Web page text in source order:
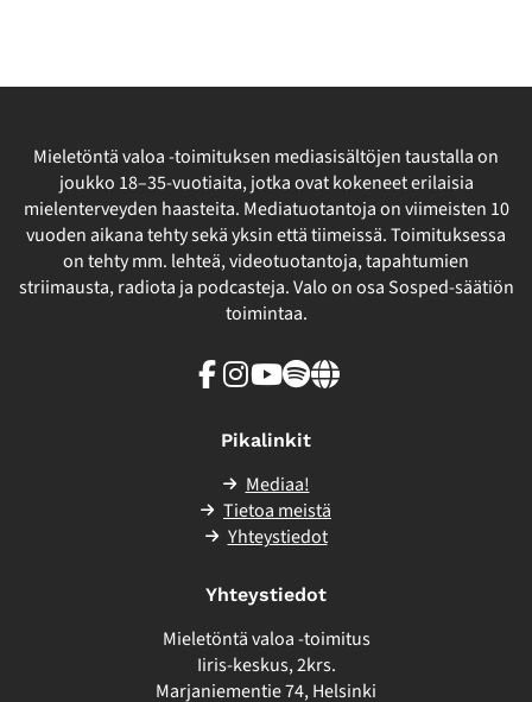
Mieletöntä valoa -toimituksen mediasisältöjen taustalla on
joukko 18–35-vuotiaita, jotka ovat kokeneet erilaisia
mielenterveyden haasteita. Mediatuotantoja on viimeisten 10
vuoden aikana tehty sekä yksin että tiimeissä. Toimituksessa
on tehty mm. lehteä, videotuotantoja, tapahtumien
striimausta, radiota ja podcasteja. Valo on osa Sosped-säätiön
toimintaa.
Facebook
Instagram
Youtube
SpotifyLinkki
Pikalinkit
Mediaa!
Tietoa meistä
Yhteystiedot
Yhteystiedot
Mieletöntä valoa -toimitus
Iiris-keskus, 2krs.
Marjaniementie 74, Helsinki